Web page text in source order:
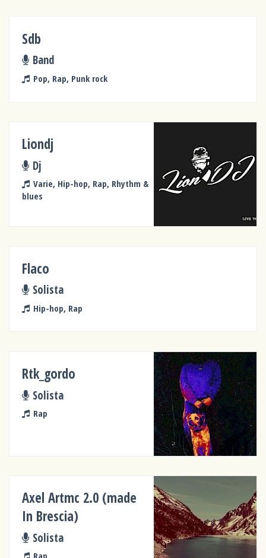
Sdb
Band
Pop, Rap, Punk rock
Liondj
Dj
Varie, Hip-hop, Rap, Rhythm &
blues
Flaco
Solista
Hip-hop, Rap
Rtk_gordo
Solista
Rap
Axel Artmc 2.0 (made
In Brescia)
Solista